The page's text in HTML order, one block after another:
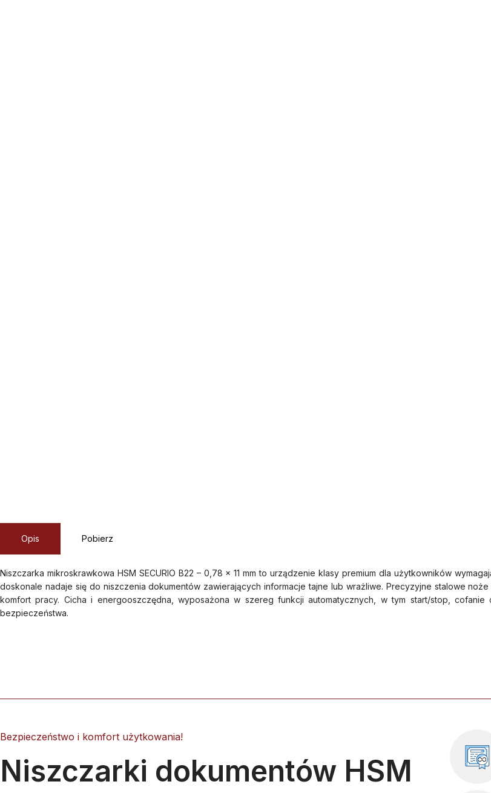
Opis Pobierz
Niszczarka mikroskrawkowa HSM SECURIO B22 – 0,78 x 11 mm to urządzenie klasy premium dla użytkowników
doskonale nadaje się do niszczenia dokumentów zawierających informacje tajne lub wrażliwe. Precyzyjne stalowe
komfort pracy. Cicha i energooszczędna, wyposażona w szereg funkcji automatycznych, w tym start/stop,
bezpieczeństwa.
Bezpieczeństwo i komfort użytkowania!
Niszczarki dokumentów HSM